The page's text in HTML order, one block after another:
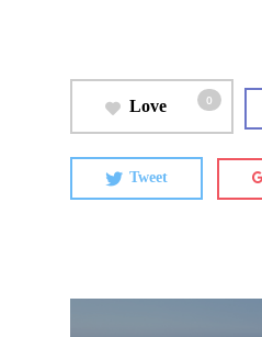
Love 0
Tweet